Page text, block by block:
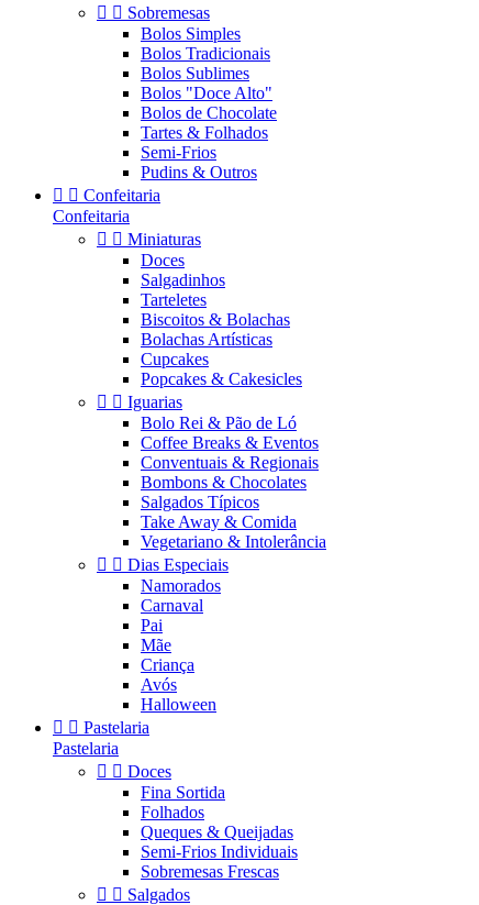
  Sobremesas
Bolos Simples
Bolos Tradicionais
Bolos Sublimes
Bolos "Doce Alto"
Bolos de Chocolate
Tartes & Folhados
Semi-Frios
Pudins & Outros
  Confeitaria
Confeitaria
  Miniaturas
Doces
Salgadinhos
Tarteletes
Biscoitos & Bolachas
Bolachas Artísticas
Cupcakes
Popcakes & Cakesicles
  Iguarias
Bolo Rei & Pão de Ló
Coffee Breaks & Eventos
Conventuais & Regionais
Bombons & Chocolates
Salgados Típicos
Take Away & Comida
Vegetariano & Intolerância
  Dias Especiais
Namorados
Carnaval
Pai
Mãe
Criança
Avós
Halloween
  Pastelaria
Pastelaria
  Doces
Fina Sortida
Folhados
Queques & Queijadas
Semi-Frios Individuais
Sobremesas Frescas
  Salgados